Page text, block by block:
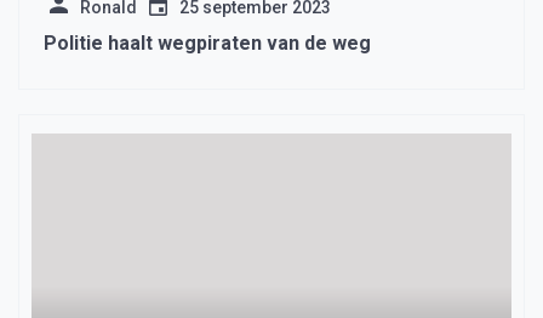
Ronald 25 september 2023
Politie haalt wegpiraten van de weg